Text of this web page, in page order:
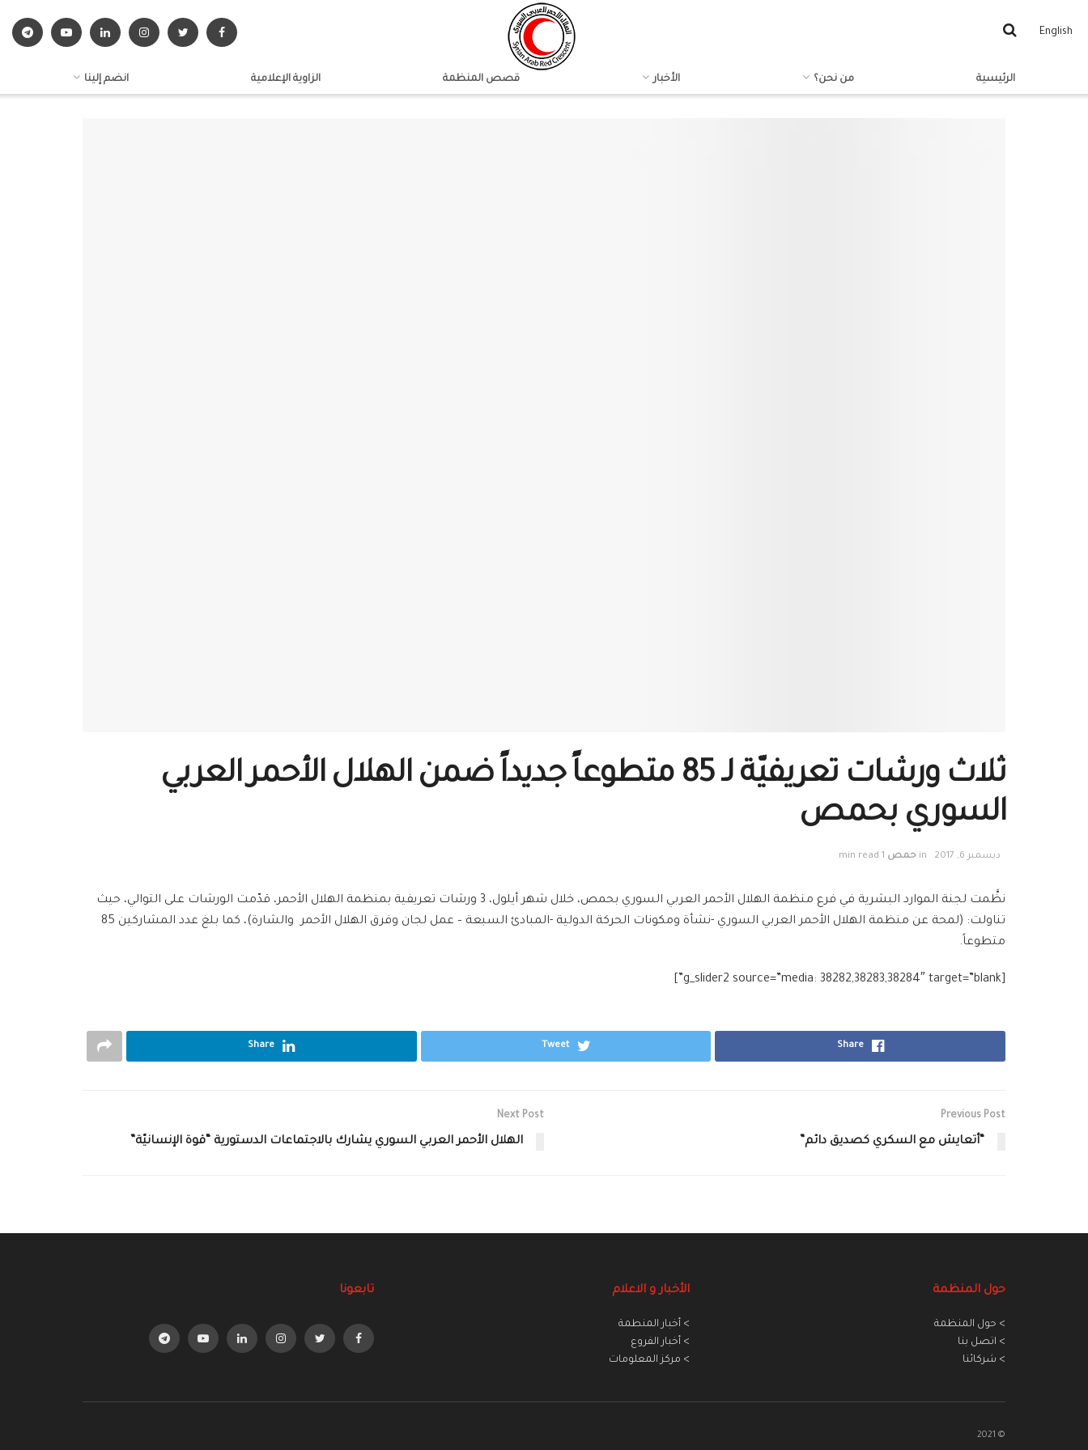
English
الرئيسية من نحن؟ الأخبار قصص المنظمة الزاوية الإعلامية انضم إلينا
ثلاث ورشات تعريفيّة لـ 85 متطوعاً جديداً ضمن الهلال الأحمر العربي
السوري بحمص
ديسمبر 6, 2017 in حمص 1 min read
نظَّمت لجنة الموارد البشرية في فرع منظمة الهلال الأحمر العربي السوري بحمص، خلال شهر أيلول، 3 ورشات تعريفية بمنظمة الهلال الأحمر، قدّمت الورشات على التوالي، حيث
تناولت: (لمحة عن منظمة الهلال الأحمر العربي السوري -نشأة ومكونات الحركة الدولية -المبادئ السبعة – عمل لجان وفرق الهلال الأحمر والشارة)، كما بلغ عدد المشاركين 85
متطوعاً.
[g_slider2 source=”media: 38282,38283,38284″ target=”blank”]
Share
Tweet
Share
Previous Post
“أتعايش مع السكري كصديق دائم”
Next Post
الهلال الأحمر العربي السوري يشارك بالاجتماعات الدستورية “قوة الإنسانيّة”
حول المنظمة
> حول المنظمة
> اتصل بنا
> شركائنا
الأخبار و الاعلام
> أخبار المنطمة
> أخبار الفروع
> مركز المعلومات
تابعونا
© 2021